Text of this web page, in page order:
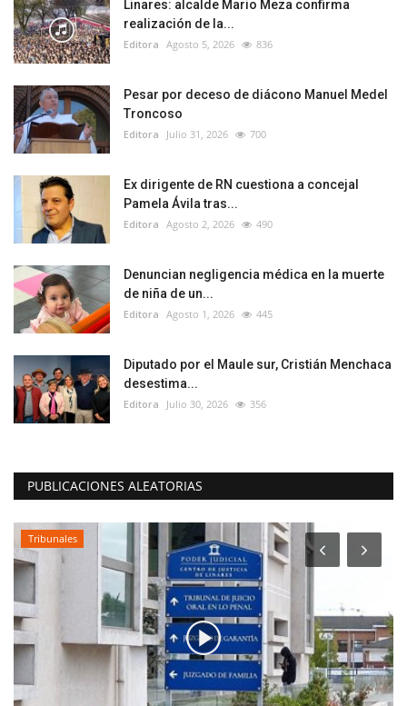
Linares: alcalde Mario Meza confirma
realización de la...
Editora Agosto 5, 2026 836
Pesar por deceso de diácono Manuel Medel
Troncoso
Editora Julio 31, 2026 700
Ex dirigente de RN cuestiona a concejal
Pamela Ávila tras...
Editora Agosto 2, 2026 490
Denuncian negligencia médica en la muerte
de niña de un...
Editora Agosto 1, 2026 445
Diputado por el Maule sur, Cristián Menchaca
desestima...
Editora Julio 30, 2026 356
PUBLICACIONES ALEATORIAS
Tribunales